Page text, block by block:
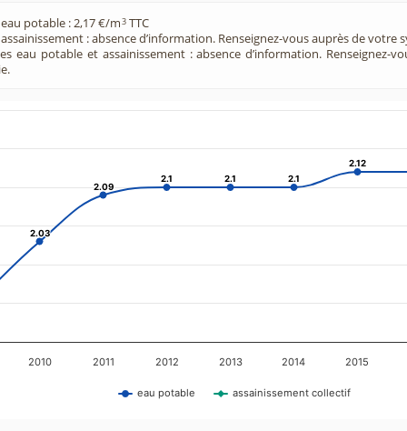
potable : 2,17 €/m3 TTC
: absence d’information. Renseignez-vous auprès de votre
eau potable et assainissement : absence d’information. Renseignez-
2.03
2.03
2.09
2.09
2.1
2.1 2.1
2.1 2.1
2.1
2.12
2.12
eau potable assainissement collectif
2010 2011 2012 2013 2014 2015